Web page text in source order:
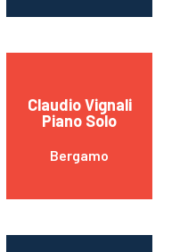
Claudio Vignali
Piano Solo
Bergamo